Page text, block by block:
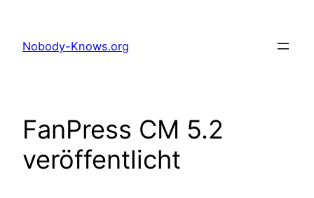
springen
Nobody-Knows.org
FanPress CM 5.2
veröffentlicht